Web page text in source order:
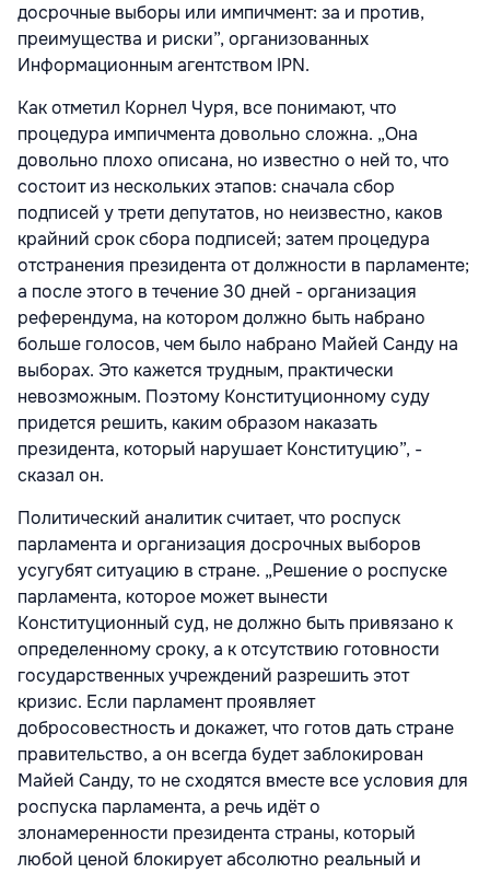
досрочные выборы или импичмент: за и против,
преимущества и риски”, организованных
Информационным агентством IPN.
Как отметил Корнел Чуря, все понимают, что
процедура импичмента довольно сложна. „Она
довольно плохо описана, но известно о ней то, что
состоит из нескольких этапов: сначала сбор
подписей у трети депутатов, но неизвестно, каков
крайний срок сбора подписей; затем процедура
отстранения президента от должности в парламенте;
а после этого в течение 30 дней - организация
референдума, на котором должно быть набрано
больше голосов, чем было набрано Майей Санду на
выборах. Это кажется трудным, практически
невозможным. Поэтому Конституционному суду
придется решить, каким образом наказать
президента, который нарушает Конституцию”, -
сказал он.
Политический аналитик считает, что роспуск
парламента и организация досрочных выборов
усугубят ситуацию в стране. „Решение о роспуске
парламента, которое может вынести
Конституционный суд, не должно быть привязано к
определенному сроку, а к отсутствию готовности
государственных учреждений разрешить этот
кризис. Если парламент проявляет
добросовестность и докажет, что готов дать стране
правительство, а он всегда будет заблокирован
Майей Санду, то не сходятся вместе все условия для
роспуска парламента, а речь идёт о
злонамеренности президента страны, который
любой ценой блокирует абсолютно реальный и